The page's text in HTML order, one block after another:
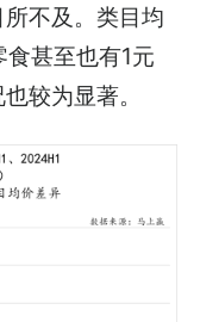
不及。类目均
甚至也有1元
较为显著。